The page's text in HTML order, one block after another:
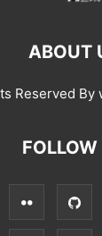
ABOUT
Reserved By
FOLLOW